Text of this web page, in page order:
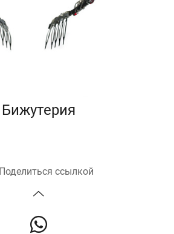
Бижутерия
Поделиться ссылкой